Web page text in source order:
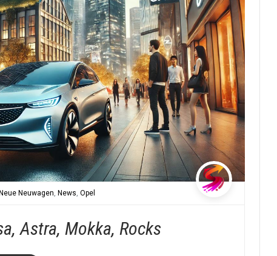
Neuwagen, News, Opel
Astra, Mokka, Rocks